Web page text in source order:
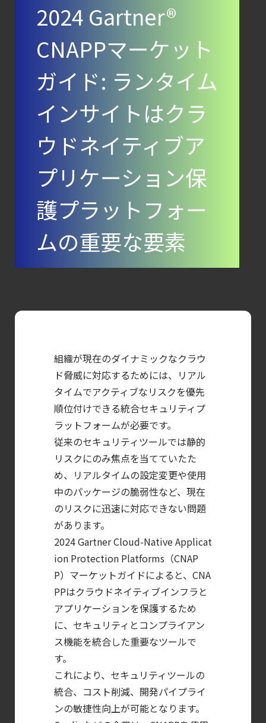
Agent
Local機能の実装ガイド
【ブログ】
Workload
Platform）とは？
クラウドワークロードを守る最新セキュリテ
【ブログ】
CTEMとは何か｜
攻撃者視点でクラウドの弱点を可視化する新
【お知らせ】
【ブログ】AI が
の進化：
エージェント型脅威アクターが
AI
モデルの破壊を目的としたランサムウェアを
【ブログ】
CNAPP選定ガイド
｜
計画フェーズで失敗しない統合プラットフォ
【ブログ】CISO
Cloud Security
ガイド
【ブログ】
CSPMとは？
クラウド構成ミスを未然に防ぐSecurity
Posture
Managementの全体像
コンテナセキュリティとは？
クラウドネイティブ時代に必要な対策の全体像
【ブログ】
2024 Gartner®
CNAPPマーケット
ガイド: ランタイム
インサイトはクラ
ウドネイティブア
プリケーション保
護プラットフォー
ムの重要な要素
組織が現在のダイナミックなクラウ
ド脅威に対応するためには、リアル
タイムでアクティブなリスクを優先
順位付けできる統合セキュリティプ
ラットフォームが必要です。
従来のセキュリティツールでは静的
リスクにのみ焦点を当てていたた
め、リアルタイムの設定変更や使用
中のパッケージの脆弱性など、現在
のリスクに迅速に対応できない問題
があります。
2024 Gartner Cloud-Native Applicat
ion Protection Platforms（CNAP
P）マーケットガイドによると、CNA
PPはクラウドネイティブインフラと
アプリケーションを保護するため
に、セキュリティとコンプライアン
ス機能を統合した重要なツールで
す。
これにより、セキュリティツールの
統合、コスト削減、開発パイプライ
ンの敏捷性向上が可能となります。